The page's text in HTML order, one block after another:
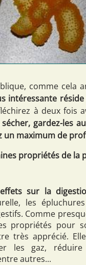
comme cela
intéressante
à deux fois
sécher, gardez-les
un maximum de
propriétés de la
sur la
les
Comme
propriétés pour
très apprécié.
les gaz,
autres...